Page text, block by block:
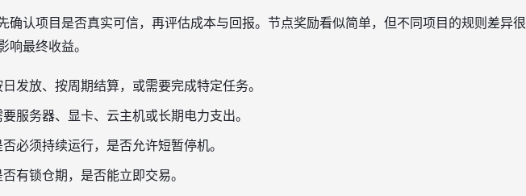
确认项目是否真实可信，再评估成本与回报。节点奖励看似简单，但不同项目的规则差异很
响最终收益。
日发放、按周期结算，或需要完成特定任务。
要服务器、显卡、云主机或长期电力支出。
必须持续运行，是否允许短暂停机。
有锁仓期，是否能立即交易。